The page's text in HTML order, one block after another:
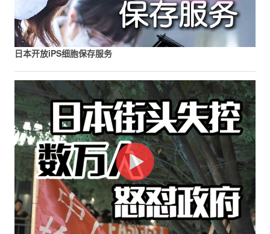
日本开放iPS细胞保存服务